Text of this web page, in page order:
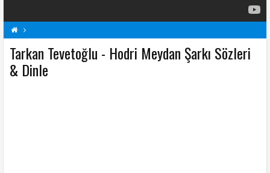
Hodri Meydan Şarkı Sözleri Şarkı Sözleri T Tarkan Tevetoğlu Şarkı Sözleri
Tarkan Tevetoğlu - Hodri Meydan Şarkı Sözleri
& Dinle